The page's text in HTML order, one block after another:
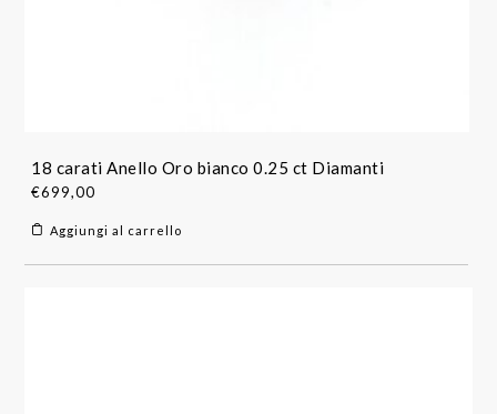
18 carati Anello Oro bianco 0.25 ct Diamanti
€699,00
Aggiungi al carrello